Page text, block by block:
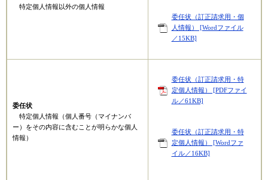
特定個人情報以外の個人情報
委任状（訂正請求用・個
人情報） [Wordファイル
／15KB]
委任状
特定個人情報（個人番号（マイナンバ
ー）をその内容に含むことが明らかな個人
情報）
委任状（訂正請求用・特
定個人情報） [PDFファイ
ル／61KB]
委任状（訂正請求用・特
定個人情報） [Wordファ
イル／16KB]